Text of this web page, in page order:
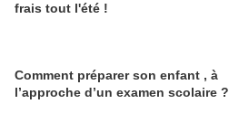
frais tout l'été !
Comment préparer son enfant , à
l’approche d’un examen scolaire ?